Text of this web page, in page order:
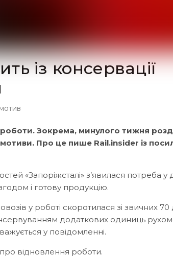
із консервації
Зокрема, минулого тижня
Про це пише Rail.insider із
«Запоріжсталі» з’явилася потреба у
і готову продукцію.
у роботі скоротилася зі звичних
додаткових одиниць
у повідомленні.
про відновлення роботи.